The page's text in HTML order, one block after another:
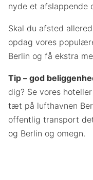
nyde et afslappende
Skal du afsted
opdag vores
Berlin og få ekstra
Tip – god
dig? Se vores
tæt på lufthavnen
offentlig transport
og Berlin og omegn.